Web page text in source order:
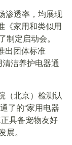
渗透率，均展现
《家用和类似用
定启动会。
出团体标准
洁养护电器通
（北京）检测认
了的“家用电器
具备宠物友好
。